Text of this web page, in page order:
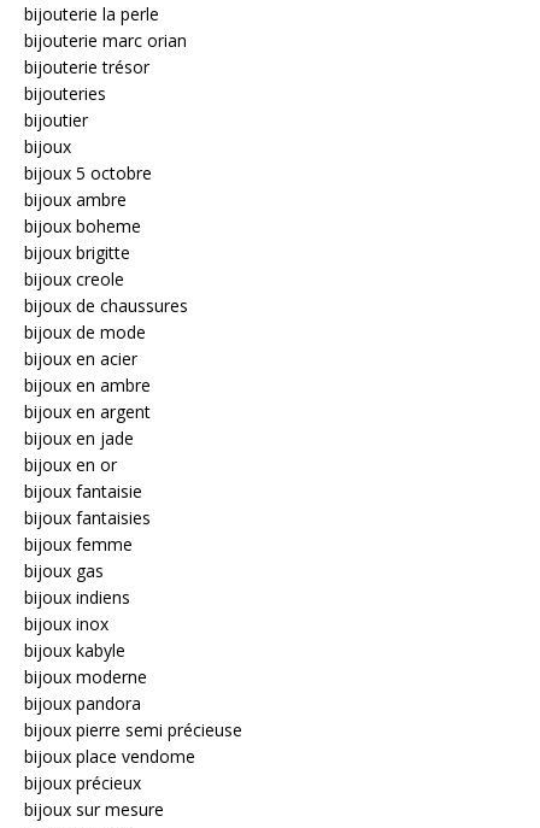
bijouterie la perle
bijouterie marc orian
bijouterie trésor
bijouteries
bijoutier
bijoux
bijoux 5 octobre
bijoux ambre
bijoux boheme
bijoux brigitte
bijoux creole
bijoux de chaussures
bijoux de mode
bijoux en acier
bijoux en ambre
bijoux en argent
bijoux en jade
bijoux en or
bijoux fantaisie
bijoux fantaisies
bijoux femme
bijoux gas
bijoux indiens
bijoux inox
bijoux kabyle
bijoux moderne
bijoux pandora
bijoux pierre semi précieuse
bijoux place vendome
bijoux précieux
bijoux sur mesure